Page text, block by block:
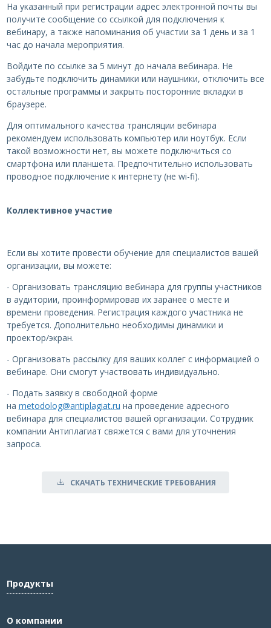
На указанный при регистрации адрес электронной почты вы
получите сообщение со ссылкой для подключения к
вебинару, а также напоминания об участии за 1 день и за 1
час до начала мероприятия.
Войдите по ссылке за 5 минут до начала вебинара. Не
забудьте подключить динамики или наушники, отключить все
остальные программы и закрыть посторонние вкладки в
браузере.
Для оптимального качества трансляции вебинара
рекомендуем использовать компьютер или ноутбук. Если
такой возможности нет, вы можете подключиться со
смартфона или планшета. Предпочтительно использовать
проводное подключение к интернету (не wi-fi).
Коллективное участие
Если вы хотите провести обучение для специалистов вашей
организации, вы можете:
- Организовать трансляцию вебинара для группы участников
в аудитории, проинформировав их заранее о месте и
времени проведения. Регистрация каждого участника не
требуется. Дополнительно необходимы динамики и
проектор/экран.
- Организовать рассылку для ваших коллег с информацией о
вебинаре. Они смогут участвовать индивидуально.
- Подать заявку в свободной форме
на metodolog@antiplagiat.ru на проведение адресного
вебинара для специалистов вашей организации. Сотрудник
компании Антиплагиат свяжется с вами для уточнения
запроса.
СКАЧАТЬ ТЕХНИЧЕСКИЕ ТРЕБОВАНИЯ
Продукты
О компании